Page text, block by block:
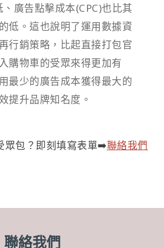
廣告點擊成本(CPC)也比其
低。這也說明了運用數據資
行銷策略，比起直接打包官
購物車的受眾來得更加有
最少的廣告成本獲得最大的
提升品牌知名度。
包？即刻填寫表單➡️聯絡我們
聯絡我們